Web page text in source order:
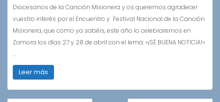
Diocesanos de la Canción Misionera y os queremos agradecer
vuestro interés por el Encuentro y Festival Nacional de la Canción
Misionera, que como ya sabéis, este año lo celebraremos en
Zamora los días 27 y 28 de abril con el lema: «¡SÉ BUENA NOTICIA!».
…
Leer más